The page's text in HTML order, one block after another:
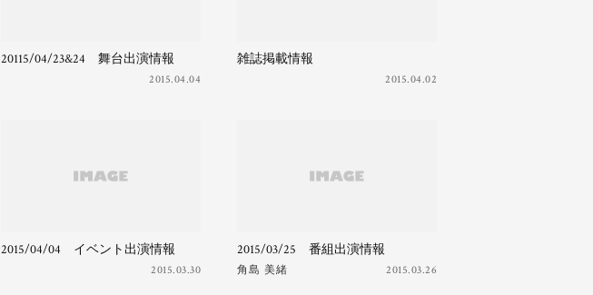
20115/04/23&24 舞台出演情報
2015.04.04
雑誌掲載情報
2015.04.02
2015/04/04 イベント出演情報
2015.03.30
2015/03/25 番組出演情報
角島 美緒 2015.03.26